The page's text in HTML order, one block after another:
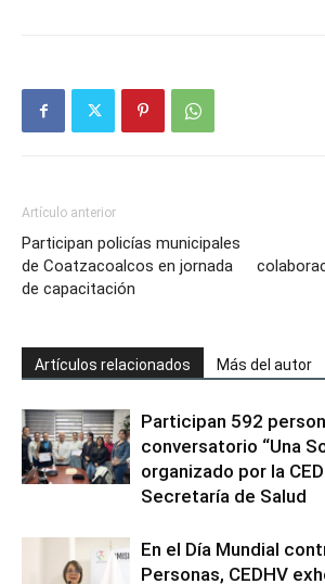
Artículo anterior
Participan policías municipales
de Coatzacoalcos en jornada
de capacitación
Artículos relacionados Más del autor
Participan 592
conversatorio “Una
organizado por la
Secretaría de Salud
En el Día Mundial
Personas, CEDHV